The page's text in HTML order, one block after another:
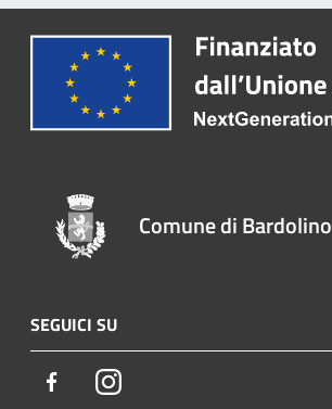
Comune di Bardolino
SEGUICI SU
FacebookInstagram